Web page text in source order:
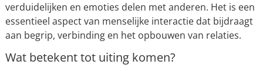
verduidelijken en emoties delen met anderen. Het is een
essentieel aspect van menselijke interactie dat bijdraagt
aan begrip, verbinding en het opbouwen van relaties.
Wat betekent tot uiting komen?